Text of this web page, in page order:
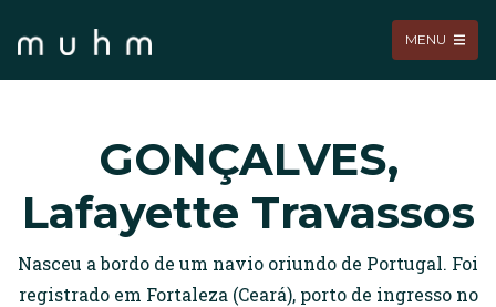
MENU
GONÇALVES,
Lafayette Travassos
Nasceu a bordo de um navio oriundo de Portugal. Foi
registrado em Fortaleza (Ceará), porto de ingresso no